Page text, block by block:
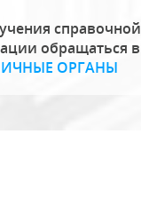
справочной
обращаться в
ОРГАНЫ